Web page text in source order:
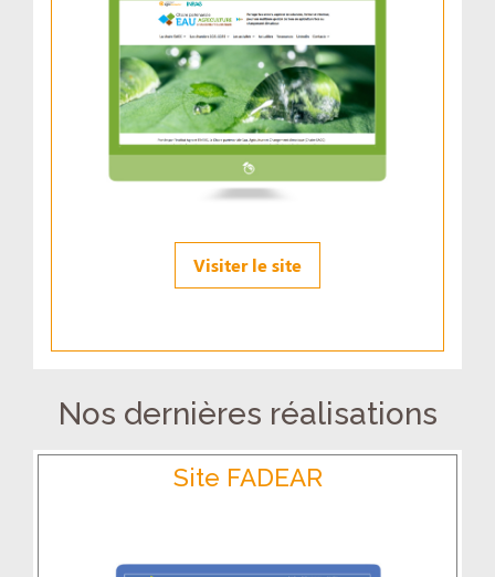
Visiter le site
Nos dernières réalisations
Site FADEAR